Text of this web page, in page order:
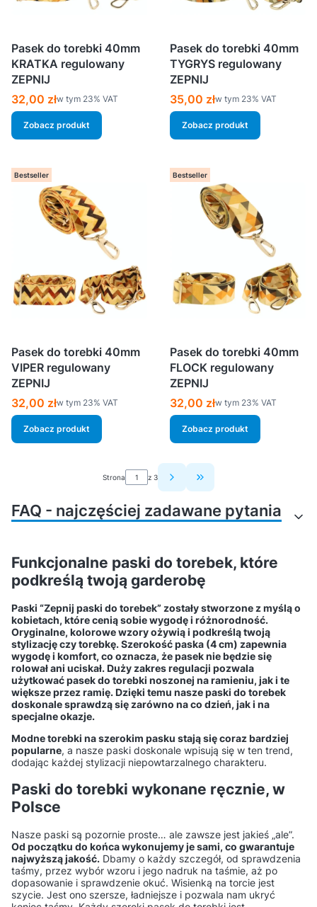
Pasek do torebki 40mm
KRATKA regulowany
ZEPNIJ
Cena brutto
32,00 złw tym %s VAT
w tym 23% VAT
Zobacz produkt
Pasek do torebki 40mm
TYGRYS regulowany
ZEPNIJ
Cena brutto
35,00 złw tym %s VAT
w tym 23% VAT
Zobacz produkt
Bestseller
Pasek do torebki 40mm
VIPER regulowany
ZEPNIJ
Cena brutto
32,00 złw tym %s VAT
w tym 23% VAT
Zobacz produkt
Bestseller
Pasek do torebki 40mm
FLOCK regulowany
ZEPNIJ
Cena brutto
32,00 złw tym %s VAT
w tym 23% VAT
Zobacz produkt
Strona z 3
Przejdź do ostatniej strony
FAQ - najczęściej zadawane pytania
potrzebne do rozpoczęcia
pracy z taśmami nośnymi?
karabińczykiem, żeby było
solidnie?
Jakie elementy metalowe są
najbardziej odporne na
rdzę i ścieranie?
Czy akcesoria do
rękodzieła z metalu można
malować lub lakierować?
Jak rozpoznać wysokiej
jakości karabińczyk?
Czy można używać okuć
metalowych do produktów
tekstylnych?
Jak zabezpieczyć
końcówki taśmy po cięciu?
Jakie są najpopularniejsze
kolory okuć do wyrobów
Czy do zamocowania napy
wystarczy młotek?
Jakie rodzaje nitów są
najczęściej używane w
rękodziele?
Funkcjonalne paski do torebek, które
podkreślą twoją garderobę
Paski “Zepnij paski do torebek” zostały stworzone z myślą o
kobietach, które cenią sobie wygodę i różnorodność.
Oryginalne, kolorowe wzory ożywią i podkreślą twoją
stylizację czy torebkę. Szerokość paska (4 cm) zapewnia
wygodę i komfort, co oznacza, że pasek nie będzie się
rolował ani uciskał. Duży zakres regulacji pozwala
użytkować pasek do torebki noszonej na ramieniu, jak i te
większe przez ramię. Dzięki temu nasze paski do torebek
doskonale sprawdzą się zarówno na co dzień, jak i na
specjalne okazje.
Modne torebki na szerokim pasku stają się coraz bardziej
popularne, a nasze paski doskonale wpisują się w ten trend,
dodając każdej stylizacji niepowtarzalnego charakteru.
Paski do torebki wykonane ręcznie, w
Polsce
Nasze paski są pozornie proste… ale zawsze jest jakieś „ale”.
Od początku do końca wykonujemy je sami, co gwarantuje
najwyższą jakość. Dbamy o każdy szczegół, od sprawdzenia
taśmy, przez wybór wzoru i jego nadruk na taśmie, aż po
dopasowanie i sprawdzenie okuć. Wisienką na torcie jest
szycie. Jest ono szersze, ładniejsze i pozwala nam ukryć